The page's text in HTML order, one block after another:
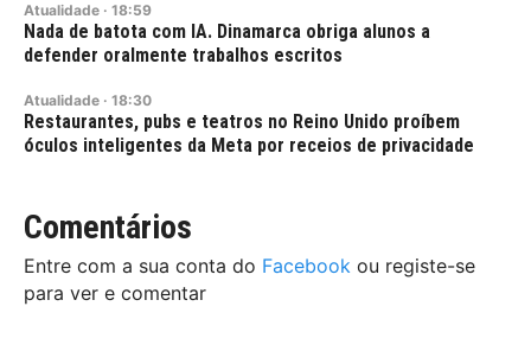
Atualidade · 18:59
Nada de batota com IA. Dinamarca obriga alunos a
defender oralmente trabalhos escritos
Atualidade · 18:30
Restaurantes, pubs e teatros no Reino Unido proíbem
óculos inteligentes da Meta por receios de privacidade
Comentários
Entre com a sua conta do Facebook ou registe-se
para ver e comentar